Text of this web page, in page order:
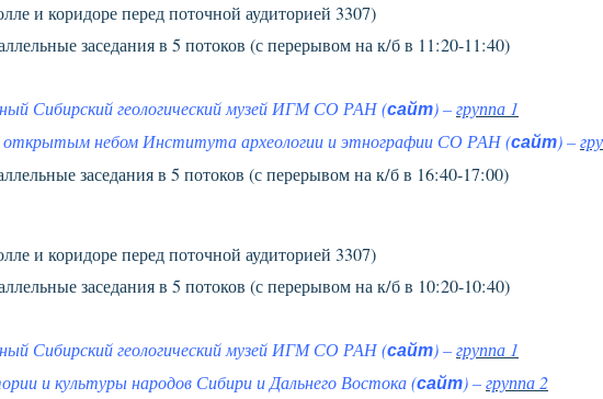
и коридоре перед поточной аудиторией 3307)
заседания в 5 потоков (с перерывом на к/б в 11:20-11:40)
Сибирский геологический музей ИГМ СО РАН (сайт) –группа 1
открытым небом Института археологии и этнографии СО РАН (сайт) –
заседания в 5 потоков (с перерывом на к/б в 16:40-17:00)
и коридоре перед поточной аудиторией 3307)
заседания в 5 потоков (с перерывом на к/б в 10:20-10:40)
Сибирский геологический музей ИГМ СО РАН (сайт) –группа 1
и культуры народов Сибири и Дальнего Востока (сайт) –группа 2